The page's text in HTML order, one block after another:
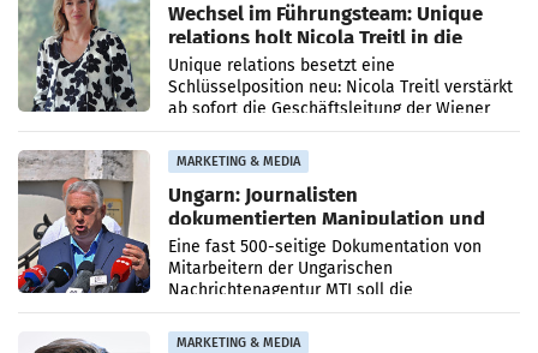
Wechsel im Führungsteam: Unique
relations holt Nicola Treitl in die
Geschäftsleitung
Unique relations besetzt eine
Schlüsselposition neu: Nicola Treitl verstärkt
ab sofort die Geschäftsleitung der Wiener
PR-Agentur an der Seite von Josef Kalina und
Anna Kalina-Mahr.
MARKETING & MEDIA
Ungarn: Journalisten
dokumentierten Manipulation und
Zensur
Eine fast 500-seitige Dokumentation von
Mitarbeitern der Ungarischen
Nachrichtenagentur MTI soll die
systematische Nachrichten-Manipulation und
Zensur bei der Agentur während der Zeit
MARKETING & MEDIA